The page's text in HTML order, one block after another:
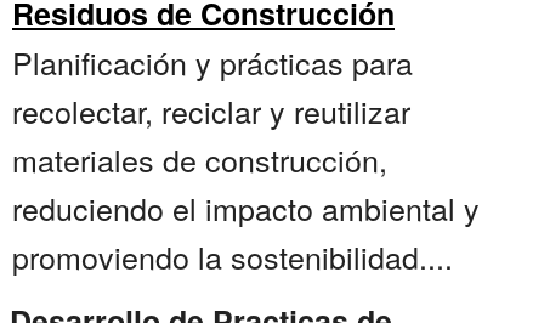
Residuos de Construcción
Planificación y prácticas para
recolectar, reciclar y reutilizar
materiales de construcción,
reduciendo el impacto ambiental y
promoviendo la sostenibilidad....